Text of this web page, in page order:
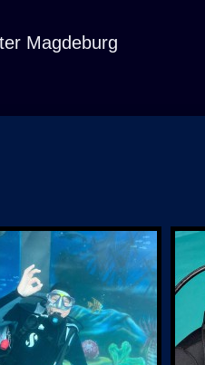
Magdeburg